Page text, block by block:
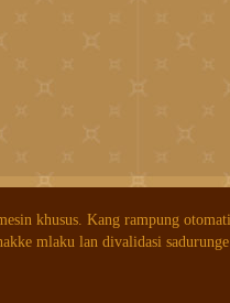
khusus. Kang rampung
mlaku lan divalidasi